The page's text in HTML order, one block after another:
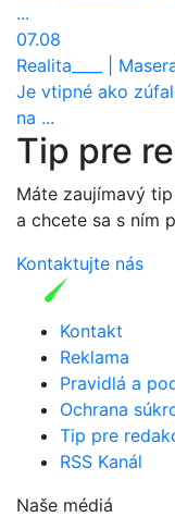
...
07.08
Realita____
Maserati
Je vtipné ako
na ...
Tip pre
Máte zaujímavý
a chcete sa s ním
Kontaktujte nás
Kontakt
Reklama
Pravidlá a
Ochrana
Tip pre
RSS Kanál
Naše médiá